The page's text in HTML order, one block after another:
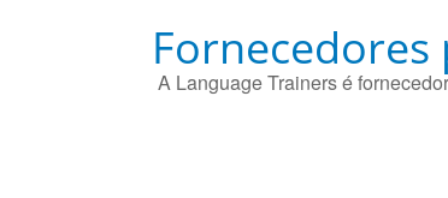
A Language Trainers é